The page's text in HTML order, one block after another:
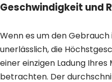
Geschwindigkeit und
Wenn es um den Gebrauch
unerlässlich, die
einer einzigen Ladung
betrachten. Der